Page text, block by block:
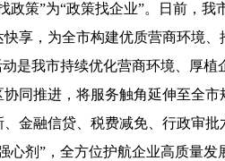
策”为“政策找企业”。日前，我
享，为全市构建优质营商环境、
我市持续优化营商环境、厚植
同推进，将服务触角延伸至全
金融信贷、税费减免、行政审
心剂”，全方位护航企业高质量发